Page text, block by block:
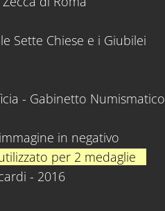
Sette Chiese e i Giubilei
- Gabinetto Numismatico
in negativo
per 2 medaglie
- 2016